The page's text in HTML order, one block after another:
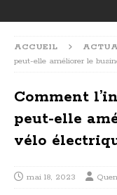
ACCUEIL
peut-elle améliorer le
Comment
peut-elle
vélo
mai 18, 2023